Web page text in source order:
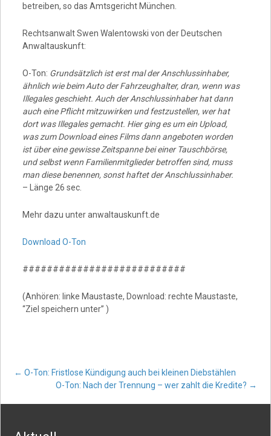
betreiben, so das Amtsgericht München.
Rechtsanwalt Swen Walentowski von der Deutschen
Anwaltauskunft:
O-Ton: Grundsätzlich ist erst mal der Anschlussinhaber,
ähnlich wie beim Auto der Fahrzeughalter, dran, wenn was
Illegales geschieht. Auch der Anschlussinhaber hat dann
auch eine Pflicht mitzuwirken und festzustellen, wer hat
dort was Illegales gemacht. Hier ging es um ein Upload,
was zum Download eines Films dann angeboten worden
ist über eine gewisse Zeitspanne bei einer Tauschbörse,
und selbst wenn Familienmitglieder betroffen sind, muss
man diese benennen, sonst haftet der Anschlussinhaber.
– Länge 26 sec.
Mehr dazu unter anwaltauskunft.de
Download O-Ton
###########################
(Anhören: linke Maustaste, Download: rechte Maustaste,
“Ziel speichern unter” )
Post
← O-Ton: Fristlose Kündigung auch bei kleinen Diebstählen
O-Ton: Nach der Trennung – wer zahlt die Kredite? →